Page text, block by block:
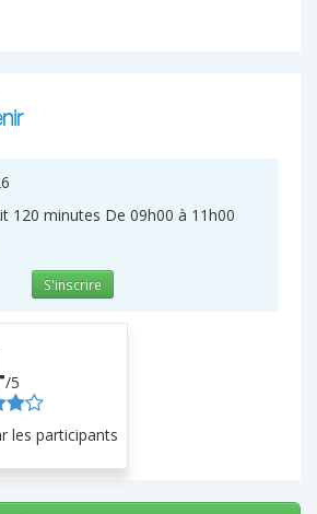
120 minutes De 09h00 à 11h00
S'inscrire
/5
les participants